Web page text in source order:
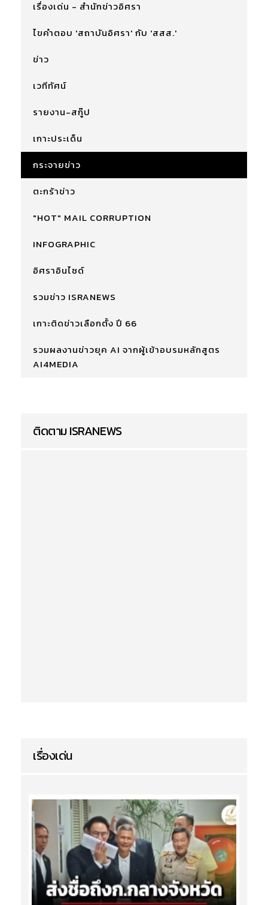
เรื่องเด่น - สำนักข่าวอิศรา
ไขคำตอบ 'สถาบันอิศรา' กับ 'สสส.'
ข่าว
เวทีทัศน์
รายงาน-สกู๊ป
เกาะประเด็น
กระจายข่าว
ตะกร้าข่าว
"HOT" MAIL CORRUPTION
INFOGRAPHIC
อิศราอินไซด์
รวมข่าว ISRANEWS
เกาะติดข่าวเลือกตั้ง ปี 66
รวมผลงานข่าวยุค AI จากผู้เข้าอบรมหลักสูตร
AI4MEDIA
ติดตาม ISRANEWS
เรื่องเด่น